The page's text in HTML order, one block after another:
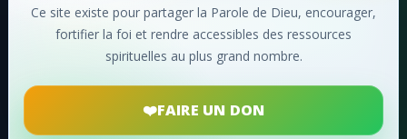
#55 - Ô merveilleuse histoire
#57 - Divin Sauveur
❤️Faire un don maintenant
Ce site existe pour partager la Parole de Dieu, encourager,
fortifier la foi et rendre accessibles des ressources
spirituelles au plus grand nombre.
FAIRE UN DON